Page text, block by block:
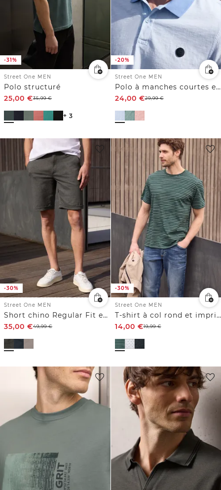
-31%
Street One MEN
Polo structuré
25,00 €35,99€
+ 3
-20%
Street One MEN
Polo à manches courtes en coton, teint en pièce
24,00 €29,99€
-30%
Street One MEN
Short chino Regular Fit en jersey
35,00 €49,99€
-30%
Street One MEN
T-shirt à col rond et imprimé allover
14,00 €19,99€